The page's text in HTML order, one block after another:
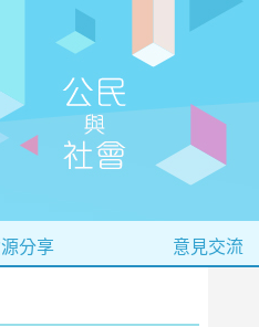
分享 意見交流